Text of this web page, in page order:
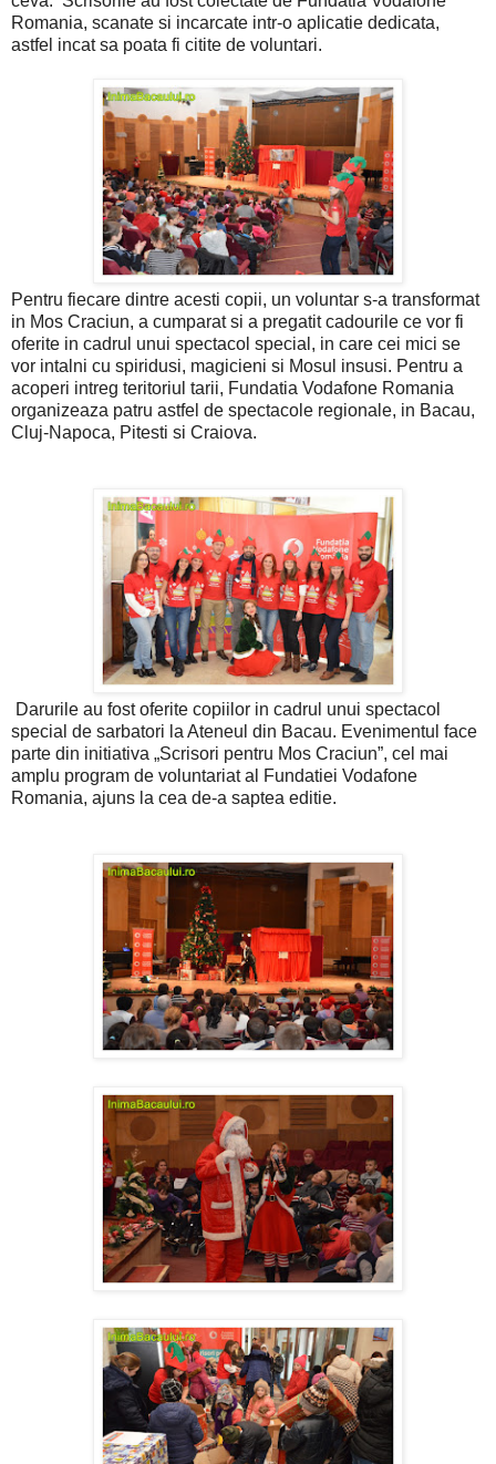
Romania, scanate si incarcate intr-o aplicatie dedicata,
astfel incat sa poata fi citite de voluntari.
Pentru fiecare dintre acesti copii, un voluntar s-a transformat
in Mos Craciun, a cumparat si a pregatit cadourile ce vor fi
oferite in cadrul unui spectacol special, in care cei mici se
vor intalni cu spiridusi, magicieni si Mosul insusi. Pentru a
acoperi intreg teritoriul tarii, Fundatia Vodafone Romania
organizeaza patru astfel de spectacole regionale, in Bacau,
Cluj-Napoca, Pitesti si Craiova.
Darurile au fost oferite copiilor in cadrul unui spectacol
special de sarbatori la Ateneul din Bacau. Evenimentul face
parte din initiativa „Scrisori pentru Mos Craciun”, cel mai
amplu program de voluntariat al Fundatiei Vodafone
Romania, ajuns la cea de-a saptea editie.